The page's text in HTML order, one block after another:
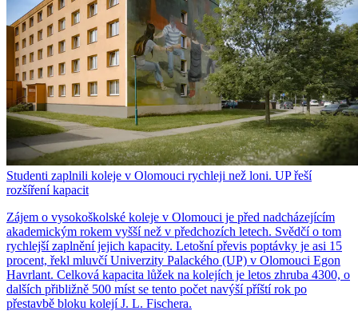
Studenti zaplnili koleje v Olomouci rychleji než loni. UP řeší
rozšíření kapacit
Zájem o vysokoškolské koleje v Olomouci je před nadcházejícím
akademickým rokem vyšší než v předchozích letech. Svědčí o tom
rychlejší zaplnění jejich kapacity. Letošní převis poptávky je asi 15
procent, řekl mluvčí Univerzity Palackého (UP) v Olomouci Egon
Havrlant. Celková kapacita lůžek na kolejích je letos zhruba 4300, o
dalších přibližně 500 míst se tento počet navýší příští rok po
přestavbě bloku kolejí J. L. Fischera.